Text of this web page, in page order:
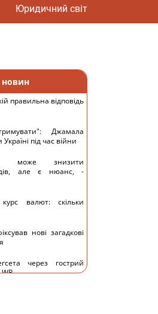
Юридичний світ
новин
правильна відповідь
Джамала
під час війни
може знизити
але є нюанс, -
валют: скільки
нові загадкові
через гострий